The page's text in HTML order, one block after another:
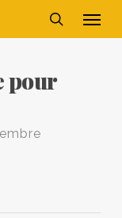
search
pour